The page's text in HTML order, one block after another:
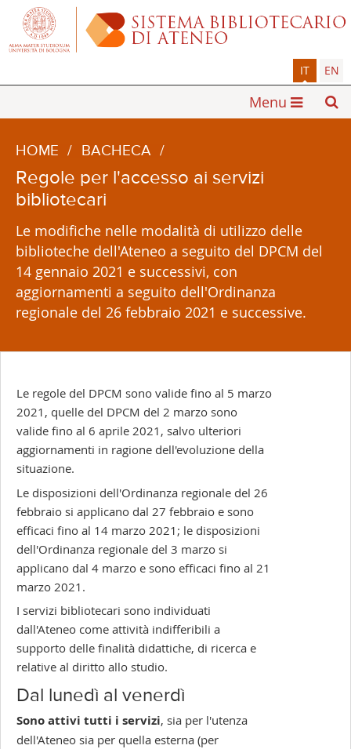
IT EN
Menu
HOME / BACHECA /
Regole per l'accesso ai servizi
bibliotecari
Le modifiche nelle modalità di utilizzo delle
biblioteche dell'Ateneo a seguito del DPCM del
14 gennaio 2021 e successivi, con
aggiornamenti a seguito dell'Ordinanza
regionale del 26 febbraio 2021 e successive.
Le regole del DPCM sono valide fino al 5 marzo
2021, quelle del DPCM del 2 marzo sono
valide fino al 6 aprile 2021 , salvo ulteriori
aggiornamenti in ragione dell'evoluzione della
situazione.
Le disposizioni dell'Ordinanza regionale del 26
febbraio si applicano dal 27 febbraio e sono
efficaci fino al 14 marzo 2021; le disposizioni
dell'Ordinanza regionale del 3 marzo si
applicano dal 4 marzo e sono efficaci fino al 21
marzo 2021 .
I servizi bibliotecari sono individuati
dall'Ateneo come attività indifferibili a
supporto delle finalità didattiche, di ricerca e
relative al diritto allo studio.
Dal lunedì al venerdì
Sonoattivi tutti i servizi, sia per l'utenza
dell'Ateneo sia per quella esterna (per